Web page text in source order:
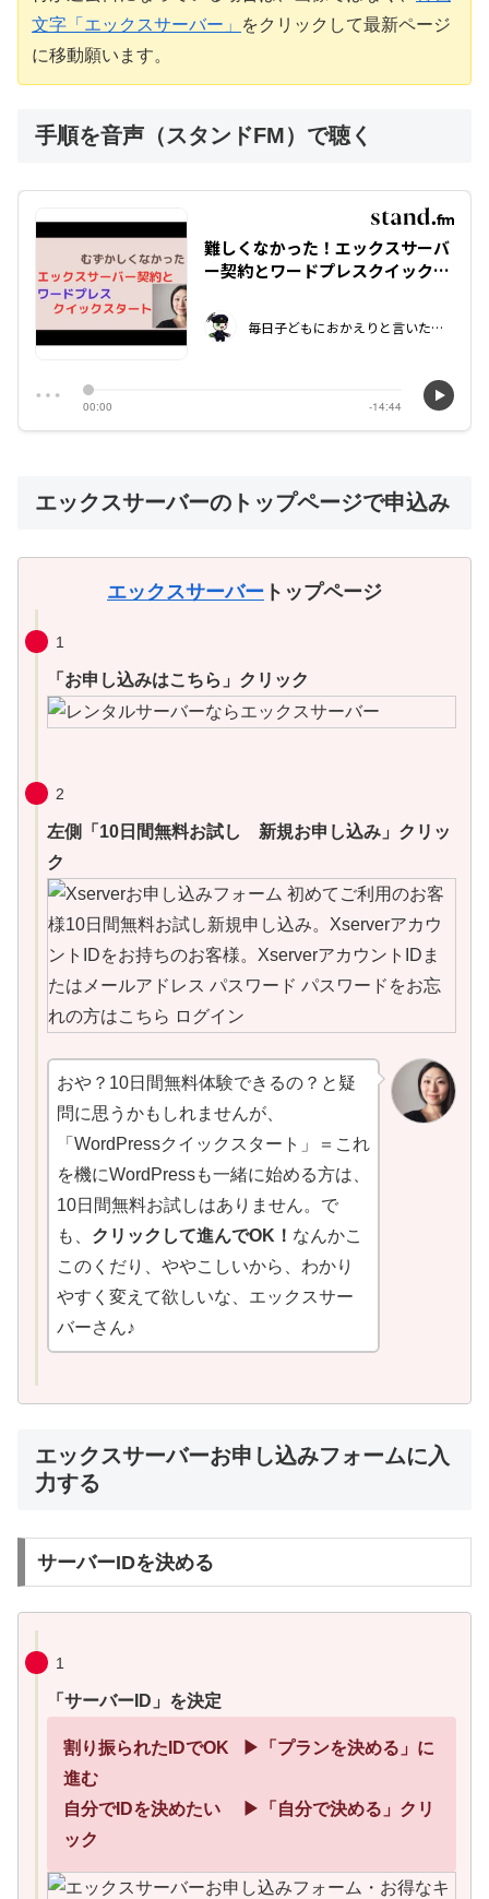
文字「エックスサーバー」
をクリックして最新ページ
に移動願います。
手順を音声（スタンドFM）で聴く
エックスサーバーのトップページで申込み
エックスサーバー トップページ
1
「お申し込みはこちら」クリック
2
左側「10日間無料お試し 新規お申し込み」クリッ
ク
おや？10日間無料体験できるの？と疑
問に思うかもしれませんが、
「WordPressクイックスタート」＝これ
を機にWordPressも一緒に始める方は、
10日間無料お試しはありません。で
も、 クリックして進んでOK！ なんかこ
このくだり、ややこしいから、わかり
やすく変えて欲しいな、エックスサー
バーさん♪
エックスサーバーお申し込みフォームに入
力する
サーバーIDを決める
1
「サーバーID」を決定
割り振られたIDでOK ▶「プランを決める」に
進む
自分でIDを決めたい ▶「自分で決める」クリ
ック